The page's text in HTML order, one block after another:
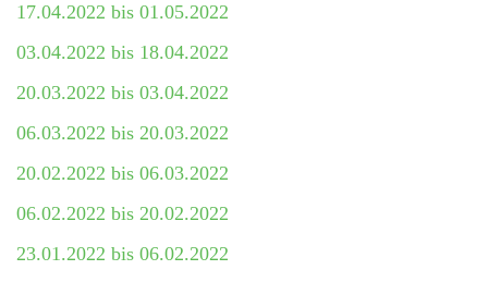
17.04.2022 bis 01.05.2022
03.04.2022 bis 18.04.2022
20.03.2022 bis 03.04.2022
06.03.2022 bis 20.03.2022
20.02.2022 bis 06.03.2022
06.02.2022 bis 20.02.2022
23.01.2022 bis 06.02.2022